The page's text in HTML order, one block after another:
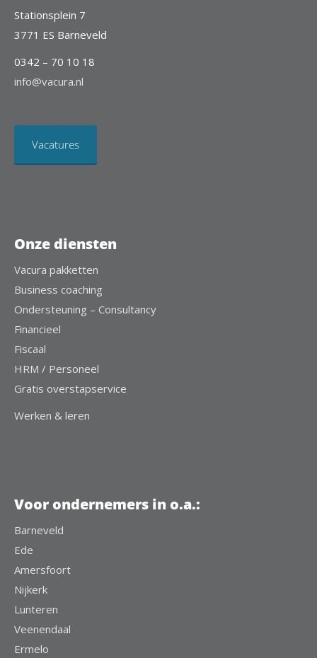
Stationsplein 7
3771 ES Barneveld
0342 – 70 10 18
info@vacura.nl
Vacatures
Onze diensten
Vacura pakketten
Business coaching
Ondersteuning – Consultancy
Financieel
Fiscaal
HRM / Personeel
Gratis overstapservice
Werken & leren
Voor ondernemers in o.a.:
Barneveld
Ede
Amersfoort
Nijkerk
Lunteren
Veenendaal
Ermelo